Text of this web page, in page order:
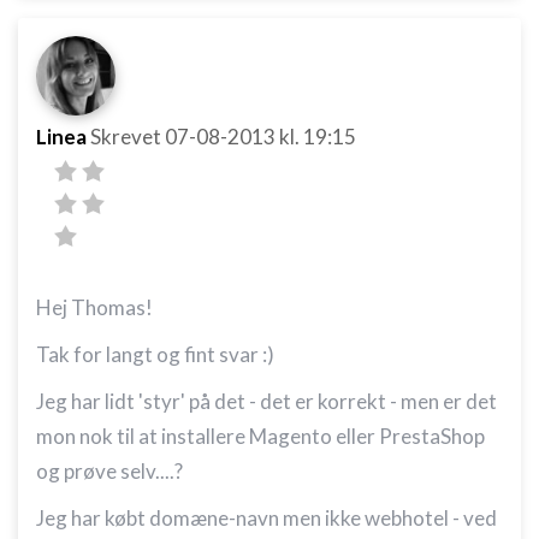
LineaSkrevet 07-08-2013 kl. 19:15
Hej Thomas!
Tak for langt og fint svar :)
Jeg har lidt 'styr' på det - det er korrekt - men er det
mon nok til at installere Magento eller PrestaShop
og prøve selv....?
Jeg har købt domæne-navn men ikke webhotel - ved